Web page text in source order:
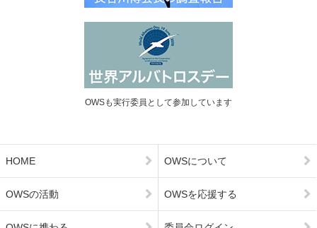
OWSも実行委員として参加しています
HOME
OWSの活動
OWSについて
OWSを応援する